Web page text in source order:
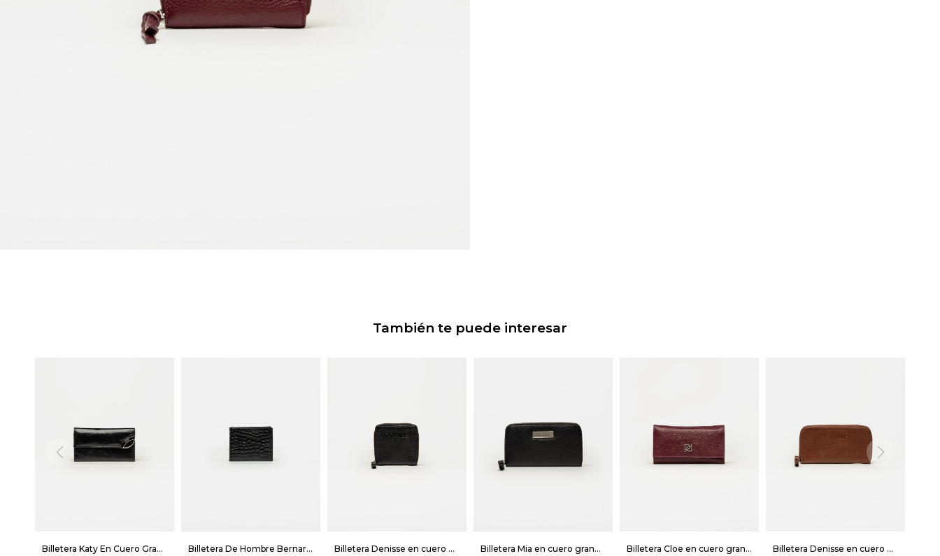
También te puede interesar
Billetera Katy En Cuero Graneado Arizona - Negro
Billetera De Hombre Bernard - Negro
Billetera Denisse en cuero graneado - Negro
Billetera Mia en cuero graneado - Negro
Billetera Cloe en cuero graneado - Bordeaux
Billetera Denisse en cuero graneado - Tabaco